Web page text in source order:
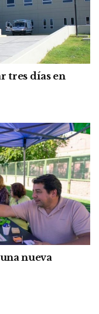
tres días en
nueva